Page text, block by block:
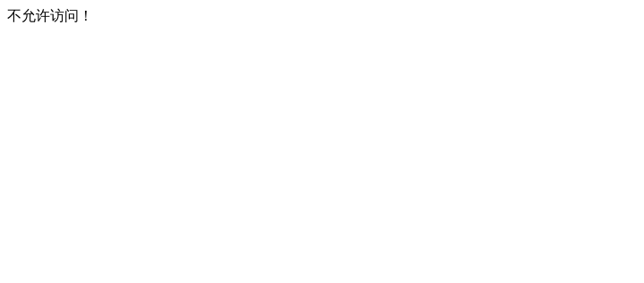
不允许访问！